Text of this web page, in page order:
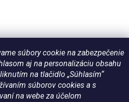
súbory cookie na zabezpečenie
aj na personalizáciu obsahu
na tlačidlo „Súhlasím“
súborov cookies a s
na webe za účelom
Vytvoril Shoptet